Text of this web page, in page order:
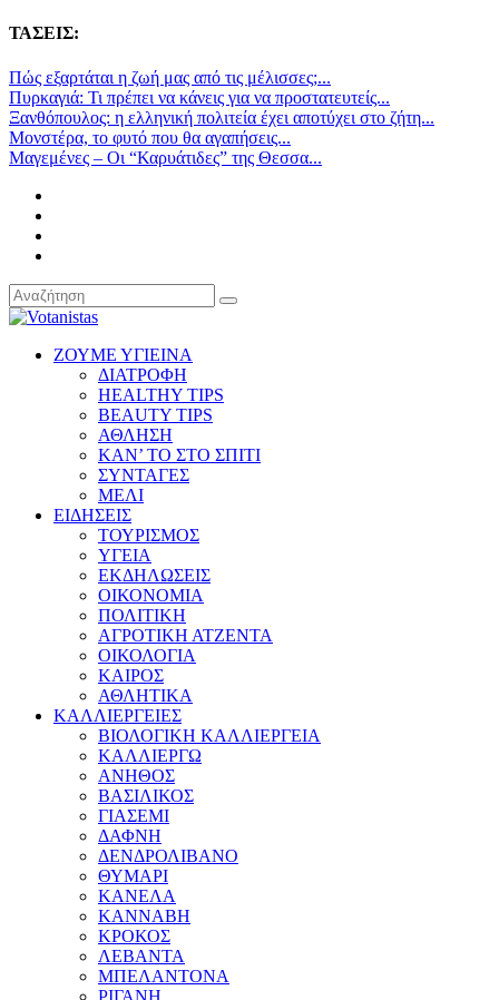
ΤΑΣΕΙΣ:
Πώς εξαρτάται η ζωή μας από τις μέλισσες;...
Πυρκαγιά: Τι πρέπει να κάνεις για να προστατευτείς...
Ξανθόπουλος: η ελληνική πολιτεία έχει αποτύχει στο ζήτη...
Μονστέρα, το φυτό που θα αγαπήσεις...
Μαγεμένες – Οι “Καρυάτιδες” της Θεσσα...
ΖΟΥΜΕ ΥΓΙΕΙΝΑ
ΔΙΑΤΡΟΦΗ
HEALTHY TIPS
BEAUTY TIPS
ΑΘΛΗΣΗ
ΚΑΝ’ ΤΟ ΣΤΟ ΣΠΙΤΙ
ΣΥΝΤΑΓΕΣ
ΜΕΛΙ
ΕΙΔΗΣΕΙΣ
ΤΟΥΡΙΣΜΟΣ
ΥΓΕΙΑ
ΕΚΔΗΛΩΣΕΙΣ
ΟΙΚΟΝΟΜΙΑ
ΠΟΛΙΤΙΚΗ
ΑΓΡΟΤΙΚΗ ΑΤΖΕΝΤΑ
ΟΙΚΟΛΟΓΙΑ
ΚΑΙΡΟΣ
ΑΘΛΗΤΙΚΑ
ΚΑΛΛΙΕΡΓΕΙΕΣ
ΒΙΟΛΟΓΙΚΗ ΚΑΛΛΙΕΡΓΕΙΑ
ΚΑΛΛΙΕΡΓΩ
ΑΝΗΘΟΣ
ΒΑΣΙΛΙΚΟΣ
ΓΙΑΣΕΜΙ
ΔΑΦΝΗ
ΔΕΝΔΡΟΛΙΒΑΝΟ
ΘΥΜΑΡΙ
ΚΑΝΕΛΑ
ΚΑΝΝΑΒΗ
ΚΡΟΚΟΣ
ΛΕΒΑΝΤΑ
ΜΠΕΛΑΝΤΟΝΑ
ΡΙΓΑΝΗ